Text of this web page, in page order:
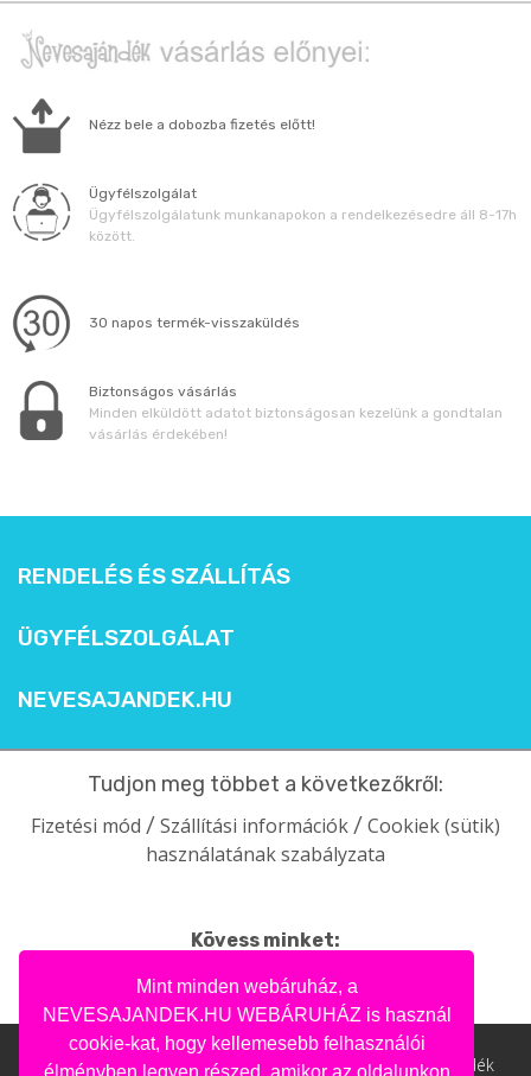
Mint minden webáruház, a
NEVESAJANDEK.HU WEBÁRUHÁZ is használ
cookie-kat, hogy kellemesebb felhasználói
élményben legyen részed, amikor az oldalunkon
Nézz bele a dobozba fizetés előtt!
Ügyfélszolgálat
Ügyfélszolgálatunk munkanapokon a rendelkezésedre áll 8-17h
között.
30 napos termék-visszaküldés
Biztonságos vásárlás
Minden elküldött adatot biztonságosan kezelünk a gondtalan
vásárlás érdekében!
RENDELÉS ÉS SZÁLLÍTÁS
ÜGYFÉLSZOLGÁLAT
NEVESAJANDEK.HU
Tudjon meg többet a következőkről:
Fizetési mód / Szállítási információk / Cookiek (sütik)
használatának szabályzata
Kövess minket:
facebook
intagram
pinterest
youtube
Nevesajandek.hu © 2004- 2020 | Ajándék webáruház, ajándék